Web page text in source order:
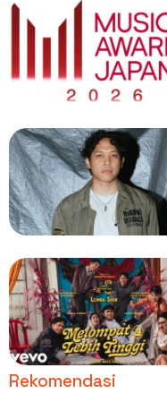
Rekomendasi